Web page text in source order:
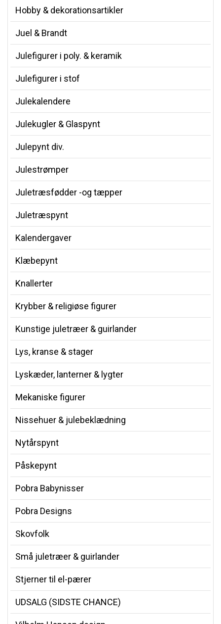
Hobby & dekorationsartikler
Juel & Brandt
Julefigurer i poly. & keramik
Julefigurer i stof
Julekalendere
Julekugler & Glaspynt
Julepynt div.
Julestrømper
Juletræsfødder -og tæpper
Juletræspynt
Kalendergaver
Klæbepynt
Knallerter
Krybber & religiøse figurer
Kunstige juletræer & guirlander
Lys, kranse & stager
Lyskæder, lanterner & lygter
Mekaniske figurer
Nissehuer & julebeklædning
Nytårspynt
Påskepynt
Pobra Babynisser
Pobra Designs
Skovfolk
Små juletræer & guirlander
Stjerner til el-pærer
UDSALG (SIDSTE CHANCE)